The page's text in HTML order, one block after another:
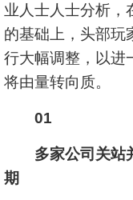
业人士人士分析，
的基础上，头部玩
行大幅调整，以进
将由量转向质。
01
多家公司关站
期